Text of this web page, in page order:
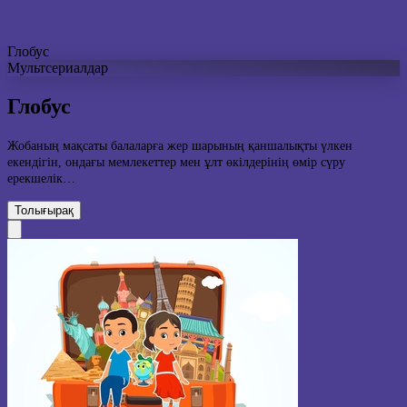
Глобус
Мультсериалдар
Глобус
Жобаның мақсаты балаларға жер шарының қаншалықты үлкен
екендігін, ондағы мемлекеттер мен ұлт өкілдерінің өмір сүру
ерекшелік…
Толығырақ